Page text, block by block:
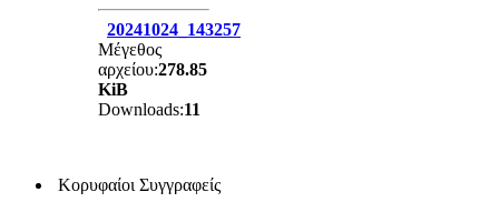
20241024_143257
Μέγεθος
αρχείου:278.85
KiB
Downloads:11
Κορυφαίοι Συγγραφείς